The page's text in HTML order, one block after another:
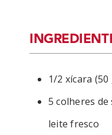
1/2 xícara
5 colheres de
leite fresco